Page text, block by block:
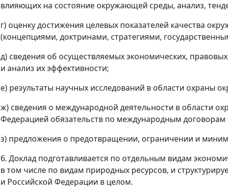
влияющих на состояние окружающей среды, анализ,
г) оценку достижения целевых показателей качества
(концепциями, доктринами, стратегиями,
д) сведения об осуществляемых экономических,
и анализ их эффективности;
е) результаты научных исследований в области охраны
ж) сведения о международной деятельности в области
Федерацией обязательств по международным
з) предложения о предотвращении, ограничении и
6. Доклад подготавливается по отдельным видам
в том числе по видам природных ресурсов, и
и Российской Федерации в целом.